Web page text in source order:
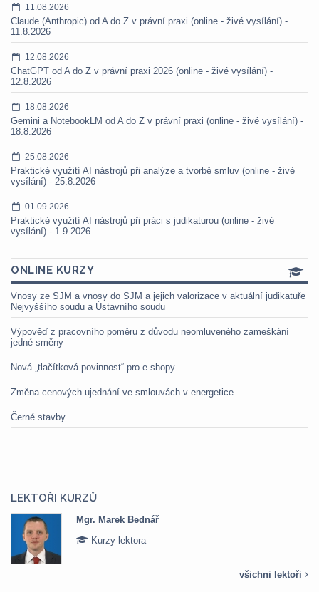
11.08.2026
Claude (Anthropic) od A do Z v právní praxi (online - živé vysílání) -
11.8.2026
12.08.2026
ChatGPT od A do Z v právní praxi 2026 (online - živé vysílání) -
12.8.2026
18.08.2026
Gemini a NotebookLM od A do Z v právní praxi (online - živé vysílání) -
18.8.2026
25.08.2026
Praktické využití AI nástrojů při analýze a tvorbě smluv (online - živé
vysílání) - 25.8.2026
01.09.2026
Praktické využití AI nástrojů při práci s judikaturou (online - živé
vysílání) - 1.9.2026
ONLINE KURZY
Vnosy ze SJM a vnosy do SJM a jejich valorizace v aktuální judikatuře
Nejvyššího soudu a Ústavního soudu
Výpověď z pracovního poměru z důvodu neomluveného zameškání
jedné směny
Nová „tlačítková povinnost“ pro e-shopy
Změna cenových ujednání ve smlouvách v energetice
Černé stavby
LEKTOŘI KURZŮ
Mgr. Marek Bednář
Kurzy lektora
všichni lektoři